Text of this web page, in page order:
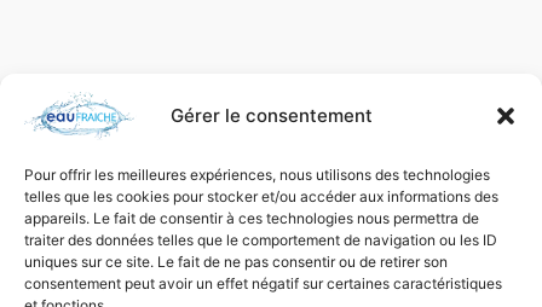
Gérer le consentement
Pour offrir les meilleures expériences, nous utilisons des technologies
telles que les cookies pour stocker et/ou accéder aux informations des
appareils. Le fait de consentir à ces technologies nous permettra de
traiter des données telles que le comportement de navigation ou les ID
uniques sur ce site. Le fait de ne pas consentir ou de retirer son
consentement peut avoir un effet négatif sur certaines caractéristiques